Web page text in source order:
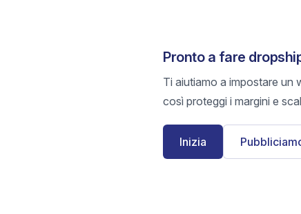
Pronto a fare
Ti aiutiamo a impostare
così proteggi i margini e
Inizia